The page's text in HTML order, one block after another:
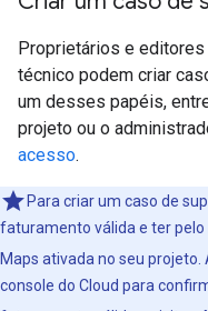
Proprietários e
técnico podem criar
um desses papéis,
projeto ou o
acesso.
Para criar um caso de
faturamento válida e ter
Maps ativada no seu projeto.
console do Cloud para